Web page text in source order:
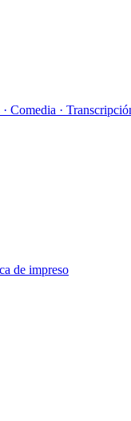
· Comedia ·
de impreso